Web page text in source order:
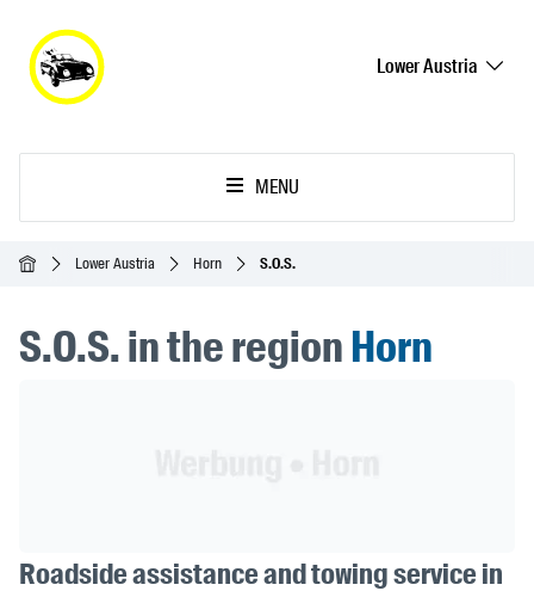
Lower Austria
MENU
HomepageLower Austria Horn S.O.S.
S.O.S. in the regionHorn
Roadside assistance and towing service in